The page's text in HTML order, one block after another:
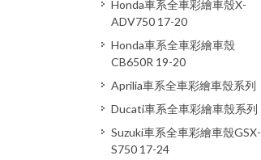
Honda車系全車彩繪車殼X-
ADV750 17-20
Honda車系全車彩繪車殼
CB650R 19-20
Aprilia車系全車彩繪車殼系列
Ducati車系全車彩繪車殼系列
Suzuki車系全車彩繪車殼GSX-
S750 17-24